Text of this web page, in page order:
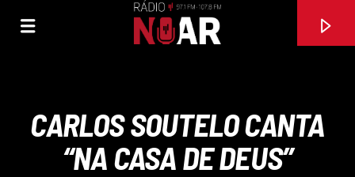
CARLOS SOUTELO CANTA
“NA CASA DE DEUS”